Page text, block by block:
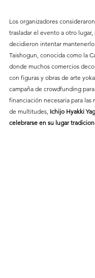
Los organizadores
trasladar el evento a otro
decidieron intentar
Taishogun, conocida como la
donde muchos comercios
con figuras y obras de arte
campaña de crowdfunding
financiación necesaria para las
de multitudes, Ichijo Hyakki
celebrarse en su lugar